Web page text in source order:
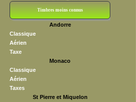
Timbres moins connus
Andorre
Classique
Aérien
Taxe
Monaco
Classique
Aérien
Taxes
St Pierre et Miquelon